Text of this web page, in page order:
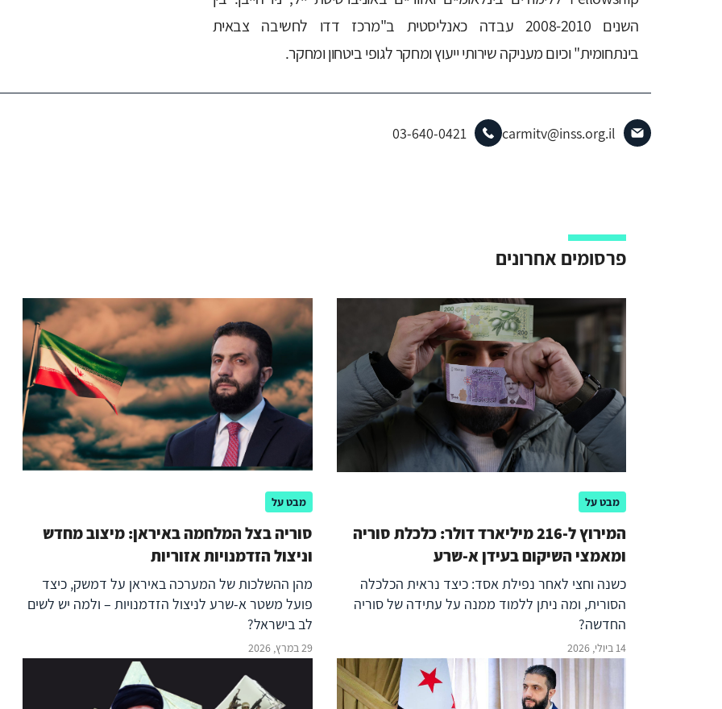
השנים 2008-2010 עבדה כאנליסטית ב"מרכז דדו לחשיבה צבאית
בינתחומית" וכיום מעניקה שירותי ייעוץ ומחקר לגופי ביטחון ומחקר.
carmitv@inss.org.il
03-640-0421
פרסומים אחרונים
מבט על
המירוץ ל-216 מיליארד דולר: כלכלת סוריה
ומאמצי השיקום בעידן א-שרע
כשנה וחצי לאחר נפילת אסד: כיצד נראית הכלכלה
הסורית, ומה ניתן ללמוד ממנה על עתידה של סוריה
החדשה?
14 ביולי, 2026
מבט על
סוריה בצל המלחמה באיראן: מיצוב מחדש
וניצול הזדמנויות אזוריות
מהן ההשלכות של המערכה באיראן על דמשק, כיצד
פועל משטר א-שרע לניצול הזדמנויות – ולמה יש לשים
לב בישראל?
29 במרץ, 2026